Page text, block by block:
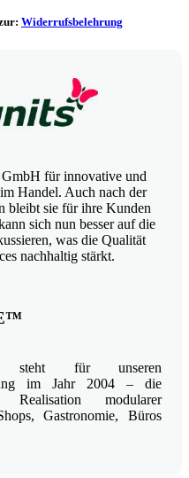
Widerrufsbelehrung
GmbH für innovative und
Handel. Auch nach der
bleibt sie für ihre Kunden
sich nun besser auf die
was die Qualität
nachhaltig stärkt.
für unseren
im Jahr 2004 – die
Realisation modularer
Gastronomie, Büros